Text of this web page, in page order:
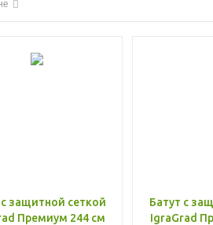
с защитной сеткой
Премиум 244 см
Батут с
IgraGrad